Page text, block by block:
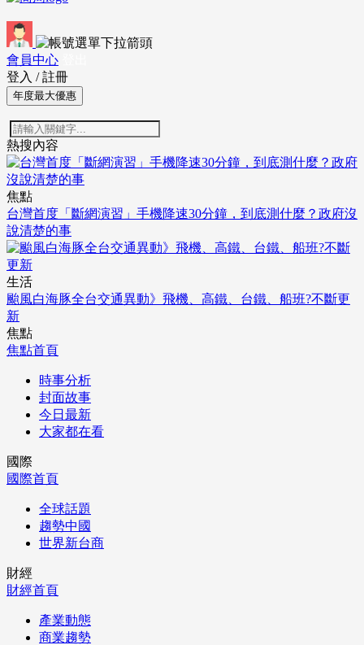
會員中心
登入 / 註冊
年度最大優惠
熱搜內容
焦點
台灣首度「斷網演習」手機降速30分鐘，到底測什麼？政府沒
說清楚的事
生活
颱風白海豚全台交通異動》飛機、高鐵、台鐵、船班?不斷更
新
焦點
焦點首頁
時事分析
封面故事
今日最新
大家都在看
國際
國際首頁
全球話題
趨勢中國
世界新台商
財經
財經首頁
產業動態
商業趨勢